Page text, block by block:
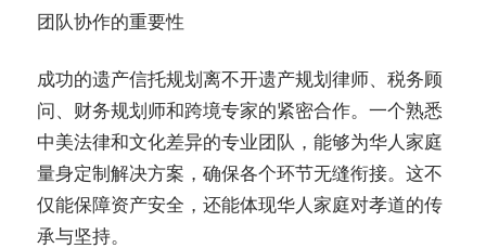
团队协作的重要性
成功的遗产信托规划离不开遗产规划律师、税务顾
问、财务规划师和跨境专家的紧密合作。一个熟悉
中美法律和文化差异的专业团队，能够为华人家庭
量身定制解决方案，确保各个环节无缝衔接。这不
仅能保障资产安全，还能体现华人家庭对孝道的传
承与坚持。